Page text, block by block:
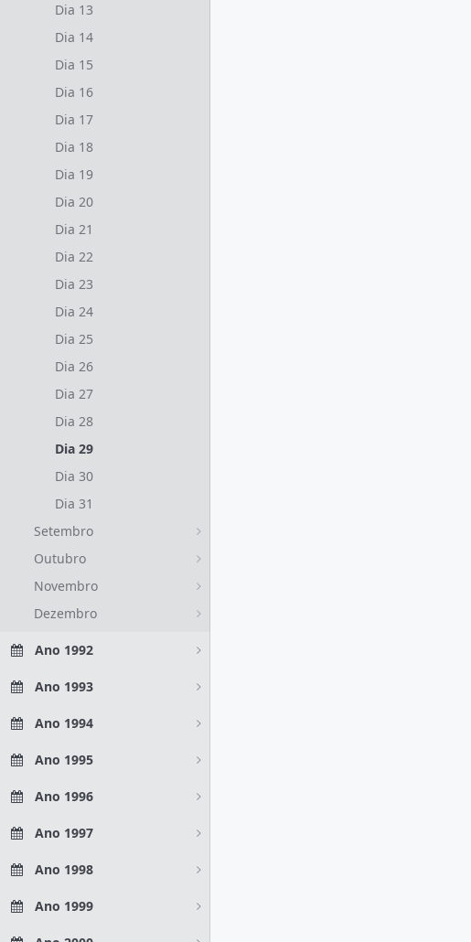
Dia 13
Dia 14
Dia 15
Dia 16
Dia 17
Dia 18
Dia 19
Dia 20
Dia 21
Dia 22
Dia 23
Dia 24
Dia 25
Dia 26
Dia 27
Dia 28
Dia 29
Dia 30
Dia 31
Setembro
Outubro
Novembro
Dezembro
Ano 1992
Ano 1993
Ano 1994
Ano 1995
Ano 1996
Ano 1997
Ano 1998
Ano 1999